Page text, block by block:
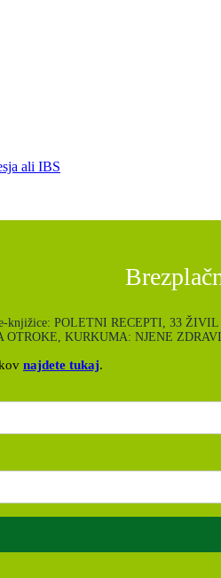
ali IBS
knjižice: POLETNI RECEPTI, 33
KURKUMA: NJENE
najdete tukaj.